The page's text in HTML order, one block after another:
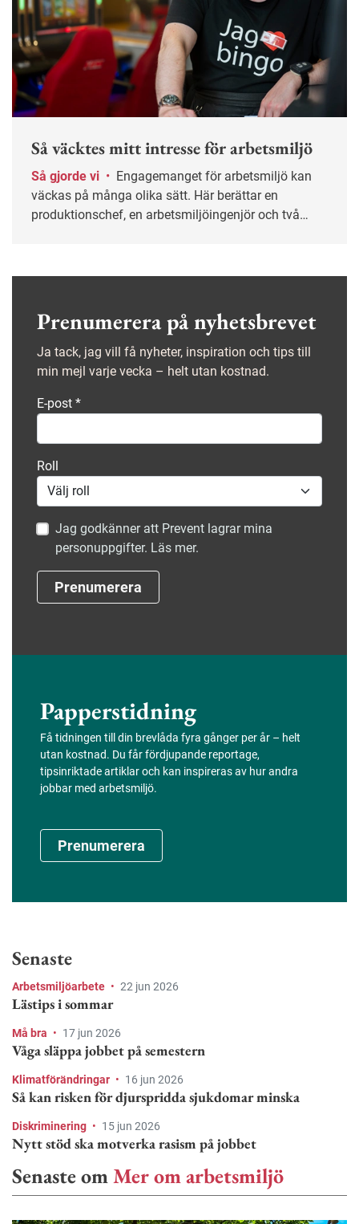
Så väcktes mitt intresse för arbetsmiljö
Så gjorde vi •
väckas på många olika sätt. Här berättar en
produktionschef, en arbetsmiljöingenjör och två
Prenumerera på nyhetsbrevet
Ja tack, jag vill få nyheter, inspiration och tips till
min mejl varje vecka – helt utan kostnad.
E-post *
Roll
Jag godkänner att Prevent lagrar mina
personuppgifter. Läs mer.
Prenumerera
Papperstidning
Få tidningen till din brevlåda fyra gånger per år – helt
utan kostnad. Du får fördjupande reportage,
tipsinriktade artiklar och kan inspireras av hur andra
jobbar med arbetsmiljö.
Prenumerera
Senaste
Arbetsmiljöarbete • 22 jun 2026
Lästips i sommar
Må bra • 17 jun 2026
Våga släppa jobbet på semestern
Klimatförändringar • 16 jun 2026
Så kan risken för djurspridda sjukdomar minska
Diskriminering • 15 jun 2026
Nytt stöd ska motverka rasism på jobbet
Senaste omMer om arbetsmiljö